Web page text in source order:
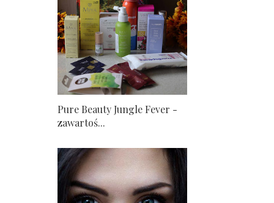
Pure Beauty Jungle Fever -
zawartoś...